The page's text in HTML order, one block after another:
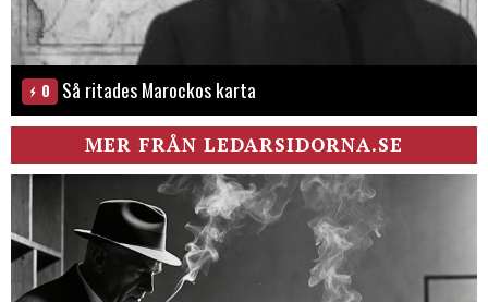
0 Så ritades Marockos karta
MER FRÅN LEDARSIDORNA.SE